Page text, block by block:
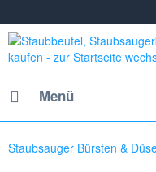
Menü
Staubsauger Bürsten &